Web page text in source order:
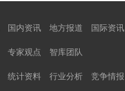
国内资讯 地方报道 国际资讯
专家观点 智库团队
统计资料 行业分析 竞争情报